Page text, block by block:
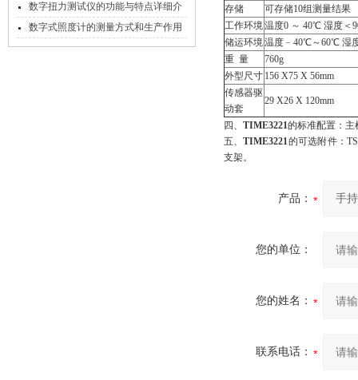
数字扭力测试仪的功能与特点详细介
绍
数字式照度计的测量方式和生产作用
说明
存储
可存储10组测量结果
工作环境温度0 ～ 40℃ 湿度＜
储运环境温度﹣40℃～60℃ 湿
重 量
760g
外型尺寸 156 X75 X 56mm
传感器驱
动套
29 X26 X 120mm
四、 TIME3221的标准配置：主
五、TIME3221的可选附件：
支架。
产品：
您的单位：
您的姓名：
联系电话：